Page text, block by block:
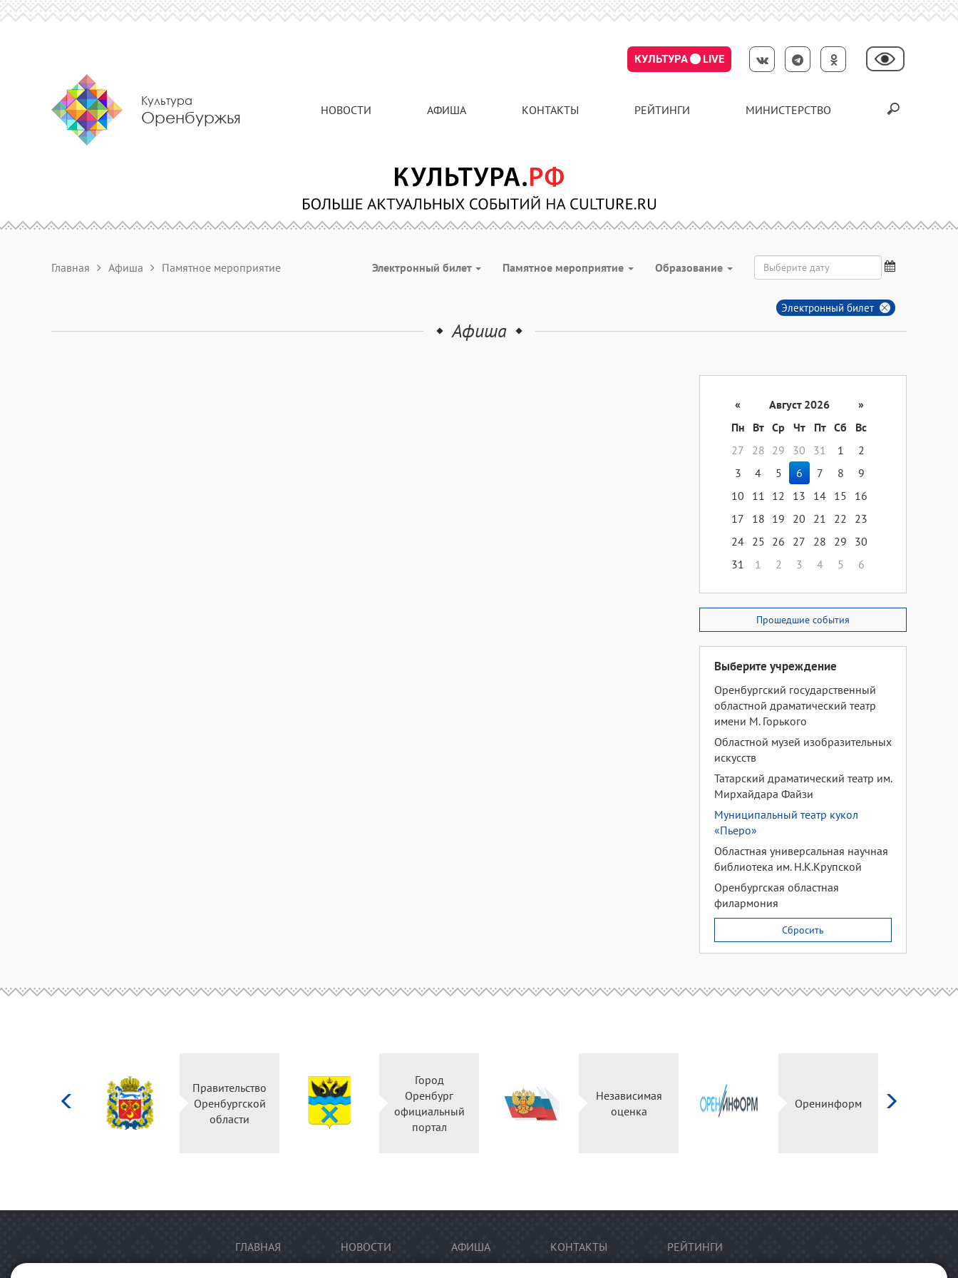
КУЛЬТУРА LIVE
Культура
Оренбуржья НОВОСТИ АФИША КОНТАКТЫ РЕЙТИНГИ МИНИСТЕРСТВО
Главная Афиша Памятное мероприятие Электронный билет Памятное мероприятие Образование
Электронный билет
Афиша
« Август 2026
»
Пн
Вт Ср Чт Пт Сб
Вс
27
28 29 30 31 1
2
3
4 5 6 7 8
9
10
11 12 13 14 15
16
17
18 19 20 21 22
23
24 25 26 27 28 29
30
31
1 2 3 4 5 6
Прошедшие события
Выберите учреждение
Оренбургский государственный
областной драматический театр
имени М. Горького
Областной музей изобразительных
искусств
Татарский драматический театр им.
Мирхайдара Файзи
Муниципальный театр кукол
«Пьеро»
Областная универсальная научная
библиотека им. Н.К.Крупской
Оренбургская областная
филармония
Сбросить
Правительство
Оренбургской
области
Город
Оренбург
официальный
портал
Независимая
оценка
Оренинформ
ГЛАВНАЯ НОВОСТИ АФИША КОНТАКТЫ РЕЙТИНГИ